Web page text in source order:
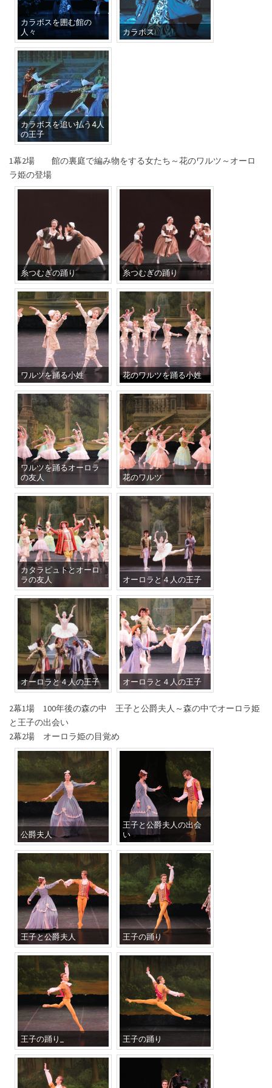
カラボスを囲む館の
人々
カラボス
カラボスを追い払う4人
の王子
1幕2場 館の裏庭で編み物をする女たち～花のワルツ～オーロ
ラ姫の登場
糸つむぎの踊り 糸つむぎの踊り
ワルツを踊る小姓 花のワルツを踊る小姓
ワルツを踊るオーロラ
の友人
花のワルツ
カタラピュトとオーロ
ラの友人
オーロラと４人の王子
オーロラと４人の王子 オーロラと４人の王子
2幕1場 100年後の森の中 王子と公爵夫人～森の中でオーロラ姫
と王子の出会い
2幕2場 オーロラ姫の目覚め
公爵夫人
王子と公爵夫人の出会
い
王子と公爵夫人 王子の踊り
王子の踊り_ 王子の踊り